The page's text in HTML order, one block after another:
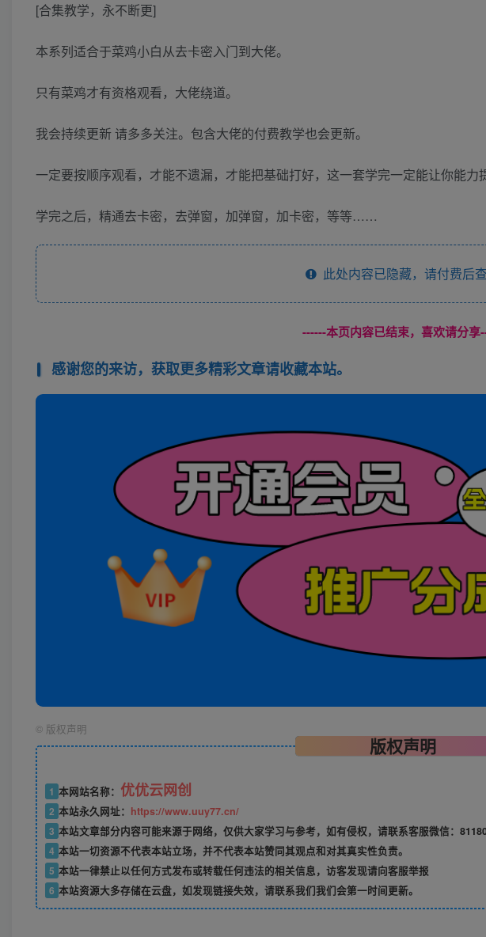
[合集教学，永不断更]
本系列适合于菜鸡小白从去卡密入门到大佬。
只有菜鸡才有资格观看，大佬绕道。
我会持续更新 请多多关注。包含大佬的付费教学也会更新。
一定要按顺序观看，才能不遗漏，才能把基础打好，这一套学完一定能让你能力
学完之后，精通去卡密，去弹窗，加弹窗，加卡密，等等……
此处内容已隐藏，请付费后
------本页内容已结束，喜欢请分享
感谢您的来访，获取更多精彩文章请收藏本站。
© 版权声明
版权声明
1 本网站名称： 优优云网创
2 本站永久网址： https://www.uuy77.cn/
3 本站文章部分内容可能来源于网络，仅供大家学习与参考，如有侵权，请联系客服微信：
4 本站一切资源不代表本站立场，并不代表本站赞同其观点和对其真实性负责。
5 本站一律禁止以任何方式发布或转载任何违法的相关信息，访客发现请向客服举报
6 本站资源大多存储在云盘，如发现链接失效，请联系我们我们会第一时间更新。